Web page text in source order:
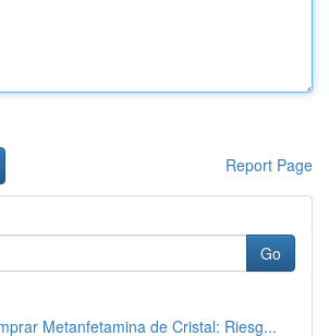
Report Page
Go
Metanfetamina de Cristal: Riesg...